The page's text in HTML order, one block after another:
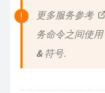
更多服务参考
务命令之间使用
&符号.